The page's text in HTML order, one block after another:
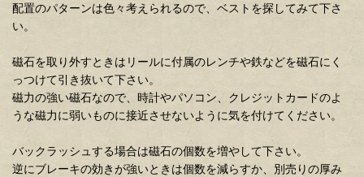
配置のパターンは色々考えられるので、ベストを探してみて下さ
い。
磁石を取り外すときはリールに付属のレンチや鉄などを磁石にく
っつけて引き抜いて下さい。
磁力の強い磁石なので、時計やパソコン、クレジットカードのよ
うな磁力に弱いものに接近させないように気を付けてください。
バックラッシュする場合は磁石の個数を増やして下さい。
逆にブレーキの効きが強いときは個数を減らすか、別売りの厚み